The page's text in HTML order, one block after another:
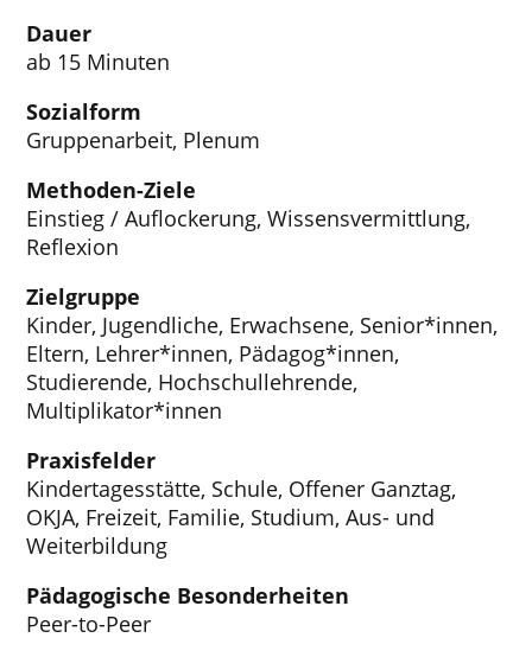
Dauer
ab 15 Minuten
Sozialform
Gruppenarbeit, Plenum
Methoden-Ziele
Einstieg / Auflockerung, Wissensvermittlung,
Reflexion
Zielgruppe
Kinder, Jugendliche, Erwachsene, Senior*innen,
Eltern, Lehrer*innen, Pädagog*innen,
Studierende, Hochschullehrende,
Multiplikator*innen
Praxisfelder
Kindertagesstätte, Schule, Offener Ganztag,
OKJA, Freizeit, Familie, Studium, Aus- und
Weiterbildung
Pädagogische Besonderheiten
Peer-to-Peer